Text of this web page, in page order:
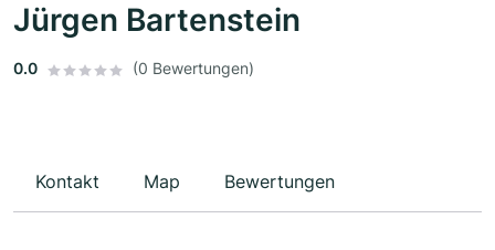
Jürgen Bartenstein
0.0 (0 Bewertungen)
Kontakt Map Bewertungen